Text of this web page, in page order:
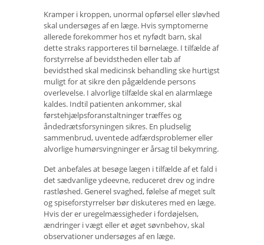
Kramper i kroppen, unormal opførsel eller sløvhed
skal undersøges af en læge. Hvis symptomerne
allerede forekommer hos et nyfødt barn, skal
dette straks rapporteres til børnelæge. I tilfælde af
forstyrrelse af bevidstheden eller tab af
bevidsthed skal medicinsk behandling ske hurtigst
muligt for at sikre den pågældende persons
overlevelse. I alvorlige tilfælde skal en alarmlæge
kaldes. Indtil patienten ankommer, skal
førstehjælpsforanstaltninger træffes og
åndedrætsforsyningen sikres. En pludselig
sammenbrud, uventede adfærdsproblemer eller
alvorlige humørsvingninger er årsag til bekymring.
Det anbefales at besøge lægen i tilfælde af et fald i
det sædvanlige ydeevne, reduceret drev og indre
rastløshed. Generel svaghed, følelse af meget sult
og spiseforstyrrelser bør diskuteres med en læge.
Hvis der er uregelmæssigheder i fordøjelsen,
ændringer i vægt eller et øget søvnbehov, skal
observationer undersøges af en læge.